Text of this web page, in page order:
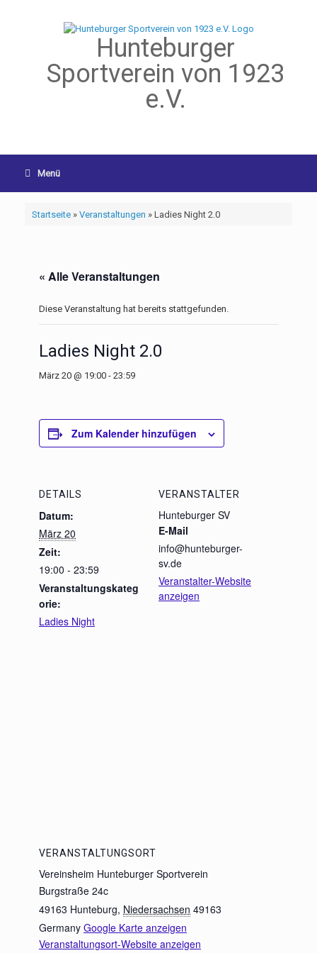
Hunteburger
Sportverein von 1923
e.V.
Menü
Startseite» Veranstaltungen » Ladies Night 2.0
« Alle Veranstaltungen
Diese Veranstaltung hat bereits stattgefunden.
Ladies Night 2.0
März 20 @ 19:00 - 23:59
Zum Kalender hinzufügen
DETAILS
Datum:
März 20
Zeit:
19:00 - 23:59
Veranstaltungskateg
orie:
Ladies Night
VERANSTALTER
Hunteburger SV
E-Mail
info@hunteburger-
sv.de
Veranstalter-Website
anzeigen
VERANSTALTUNGSORT
Vereinsheim Hunteburger Sportverein
Burgstraße 24c
49163 Hunteburg, Niedersachsen 49163
Germany Google Karte anzeigen
Veranstaltungsort-Website anzeigen